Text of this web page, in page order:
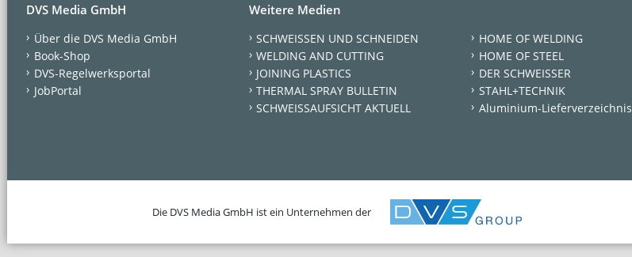
DVS Media GmbH
Über die DVS Media GmbH
Book-Shop
DVS-Regelwerksportal
JobPortal
Weitere Medien
SCHWEISSEN UND SCHNEIDEN
WELDING AND CUTTING
JOINING PLASTICS
THERMAL SPRAY BULLETIN
SCHWEISSAUFSICHT AKTUELL
HOME OF WELDING
HOME OF STEEL
DER SCHWEISSER
STAHL+TECHNIK
Aluminium-Lieferverzeichnis
Die DVS Media GmbH ist ein Unternehmen der